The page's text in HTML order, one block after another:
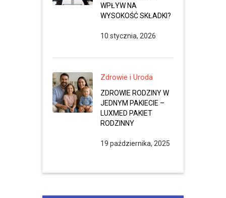
WPŁYW NA
WYSOKOŚĆ SKŁADKI?
10 stycznia, 2026
Zdrowie i Uroda
ZDROWIE RODZINY W
JEDNYM PAKIECIE –
LUXMED PAKIET
RODZINNY
19 października, 2025